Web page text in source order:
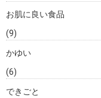
お肌に良い食品
(9)
かゆい
(6)
できごと